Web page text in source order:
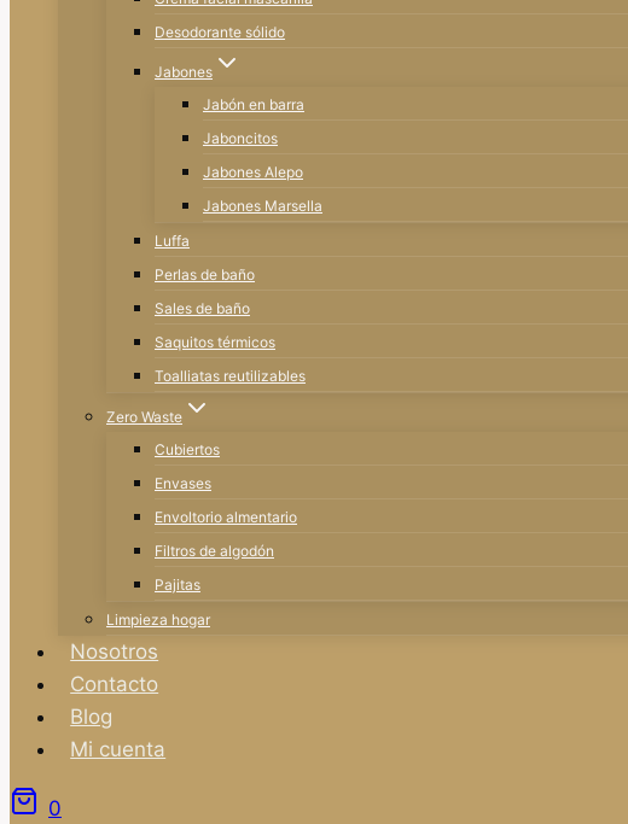
Desodorante sólido
Jabones
Jabón en barra
Jaboncitos
Jabones Alepo
Jabones Marsella
Luffa
Perlas de baño
Sales de baño
Saquitos térmicos
Toalliatas reutilizables
Zero Waste
Cubiertos
Envases
Envoltorio almentario
Filtros de algodón
Pajitas
Limpieza hogar
Nosotros
Contacto
Blog
Mi cuenta
0